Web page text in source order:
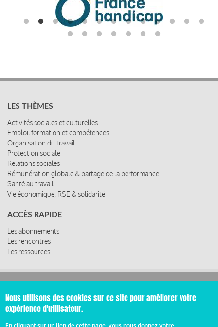
LES THÈMES
Activités sociales et culturelles
Emploi, formation et compétences
Organisation du travail
Protection sociale
Relations sociales
Rémunération globale & partage de la performance
Santé au travail
Vie économique, RSE & solidarité
ACCÈS RAPIDE
Les abonnements
Les rencontres
Les ressources
Nous utilisons des cookies sur ce site pour améliorer votre
expérience d'utilisateur.
En cliquant sur un lien de cette page, vous nous donnez votre